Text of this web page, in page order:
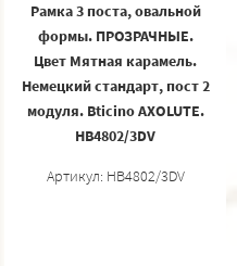
Рамка 3 поста, овальной
формы. ПРОЗРАЧНЫЕ.
Цвет Мятная карамель.
Немецкий стандарт, пост 2
модуля. Bticino AXOLUTE.
HB4802/3DV
Артикул: HB4802/3DV